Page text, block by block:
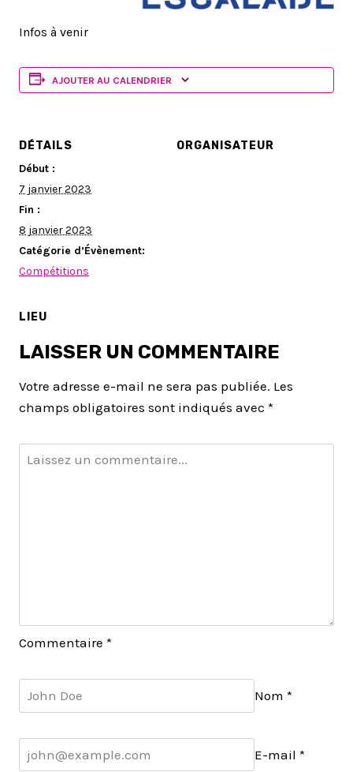
Infos à venir
AJOUTER AU CALENDRIER
DÉTAILS
Début :
7 janvier 2023
Fin :
8 janvier 2023
Catégorie d’Évènement:
Compétitions
ORGANISATEUR
LIEU
LAISSER UN COMMENTAIRE
Votre adresse e-mail ne sera pas publiée. Les
champs obligatoires sont indiqués avec *
Commentaire *
Nom *
E-mail *